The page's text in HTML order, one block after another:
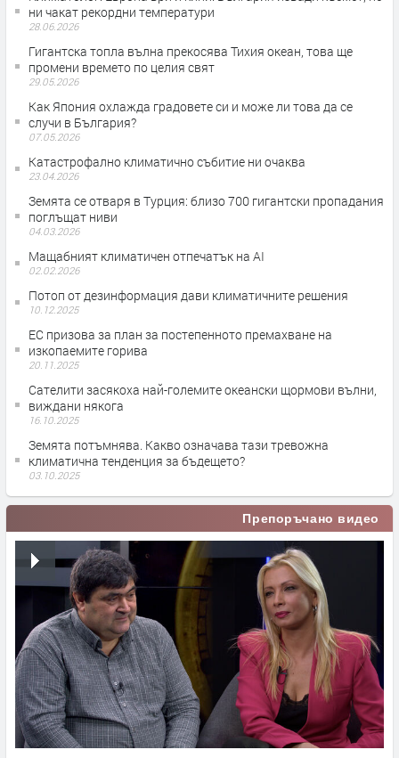
ни чакат рекордни температури
28.06.2026
Гигантска топла вълна прекосява Тихия океан, това ще
промени времето по целия свят
29.05.2026
Как Япония охлажда градовете си и може ли това да се
случи в България?
07.05.2026
Катастрофално климатично събитие ни очаква
23.04.2026
Земята се отваря в Турция: близо 700 гигантски пропадания
поглъщат ниви
04.03.2026
Мащабният климатичен отпечатък на AI
02.02.2026
Потоп от дезинформация дави климатичните решения
10.12.2025
ЕС призова за план за постепенното премахване на
изкопаемите горива
20.11.2025
Сателити засякоха най-големите океански щормови вълни,
виждани някога
16.10.2025
Земята потъмнява. Какво означава тази тревожна
климатична тенденция за бъдещето?
03.10.2025
Препоръчано видео